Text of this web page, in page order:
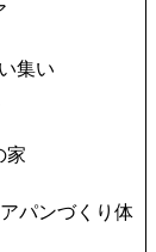
集い
家
パンづくり体